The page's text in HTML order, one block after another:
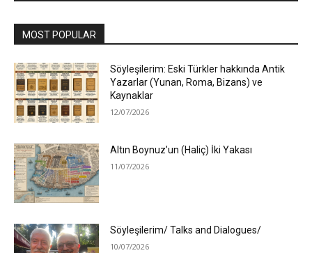
MOST POPULAR
Söyleşilerim: Eski Türkler hakkında Antik
Yazarlar (Yunan, Roma, Bizans) ve
Kaynaklar
12/07/2026
Altın Boynuz’un (Haliç) İki Yakası
11/07/2026
Söyleşilerim/ Talks and Dialogues/
10/07/2026